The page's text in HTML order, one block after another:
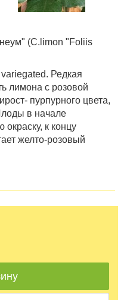
(C.limon "Foliis
Редкая
лимона с розовой
пурпурного цвета,
в начале
к концу
желто-розовый